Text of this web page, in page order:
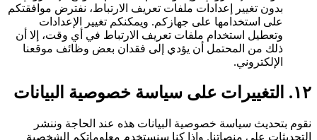
بدون تغيير إعدادات ملفات تعريف الارتباط، نفترض موافقتكم
على استخدامها على جهازكم. ويمكنكم تغيير الإعدادات
وتعطيل استخدام ملفات تعريف الارتباط في أي وقت، إلا أن
ذلك من المحتمل أن يؤدي إلى فقدان بعض وظائف موقعنا
الإلكتروني.
١٢. التغييرات على سياسة خصوصية البيانات
نقوم بتحديث سياسة خصوصية البيانات هذه عند الحاجة وننشر
التحديثات على منصاتنا. وإذا كنا سنستخدم معلوماتكم الشخصية